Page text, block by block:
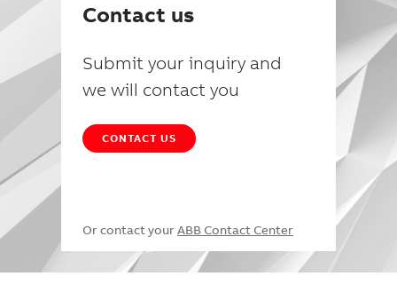
Contact us
Submit your inquiry and
we will contact you
CONTACT US
Or contact your ABB Contact Center